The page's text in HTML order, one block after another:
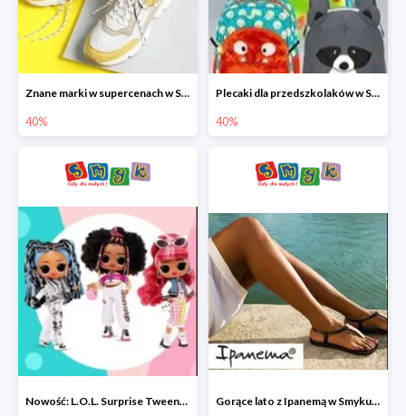
Znane marki w supercenach w Smyku - buty do -40%
40%
Plecaki dla przedszkolaków w Smyku do -40%
40%
Nowość: L.O.L. Surprise Tweens Doll w Smyku do -45% Gorące lato z Ipanemą w Smyku do -30%